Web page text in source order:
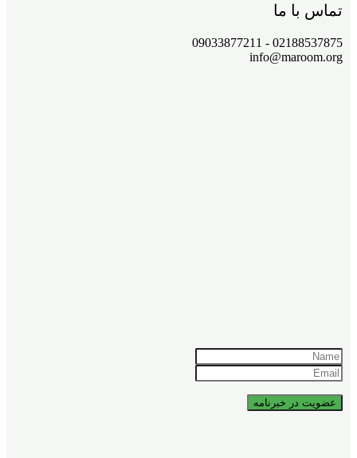
تماس با ما
02188537875 - 09033877211
info@maroom.org